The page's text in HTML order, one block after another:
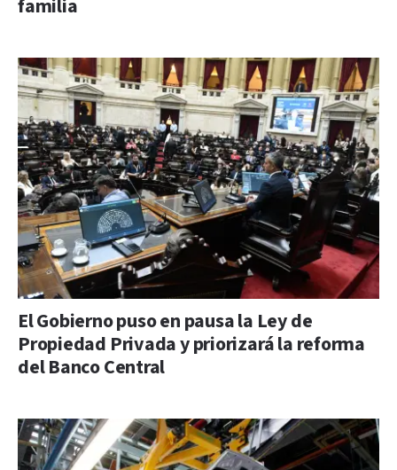
familia
El Gobierno puso en pausa la Ley de
Propiedad Privada y priorizará la reforma
del Banco Central